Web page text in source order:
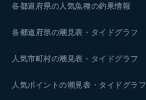
各都道府県の人気魚種の釣果情報
各都道府県の潮見表 ・タイドグラフ
人気市町村の潮見表・タイドグラフ
人気ポイントの潮見表・タイドグラフ